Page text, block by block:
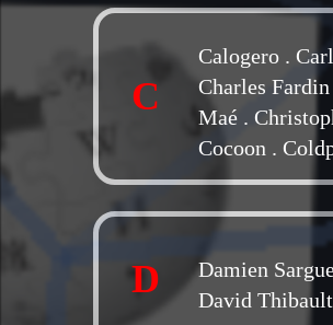
C
Calogero .
Charles Fardin
Maé .
Cocoon .
D Damien
David Thibault